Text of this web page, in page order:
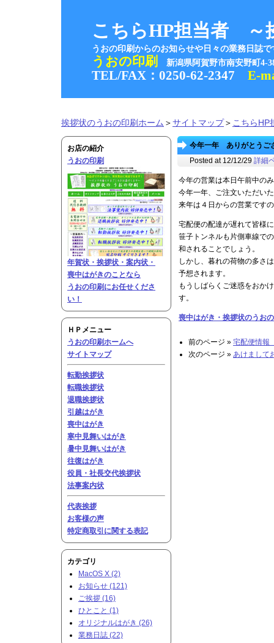
こちらHP担当者 ～
うおの印刷からのお知らせや日々の業務日誌で
うおの印刷 新潟県阿賀野市南安野町
TEL/FAX：0250-62-2347 E-
挨拶状のうおの印刷ホーム ＞サイトマップ＞ こちらHP
今年一年 ありがとう
Posted at 12/12/29 詳細
今年の営業は本日午前中の
今年一年、ご注文いただい
来年は４日からの営業です
宅配便の配達が遅れて皆様
笹子トンネルも片側車線で
和されることでしょう。
しかし、暮れの荷物の多さ
予想されます。
もうしばらくご迷惑をおか
す。
喪中はがき・挨拶状のうお
前のページ » 宅配便情
次のページ » あけまして
お店の紹介
うおの印刷
年賀状・挨拶状・案内状・
喪中はがきのことなら
うおの印刷にお任せくださ
い！
ＨＰメニュー
うおの印刷ホームへ
サイトマップ
転勤挨拶状
転職挨拶状
退職挨拶状
引越はがき
喪中はがき
寒中見舞いはがき
暑中見舞いはがき
往復はがき
役員・社長交代挨拶状
法事案内状
代表挨拶
お客様の声
特定商取引に関する表記
カテゴリ
MacOS X (2)
お知らせ (121)
ご挨拶 (16)
ひとこと (1)
オリジナルはがき (26)
業務日誌 (22)